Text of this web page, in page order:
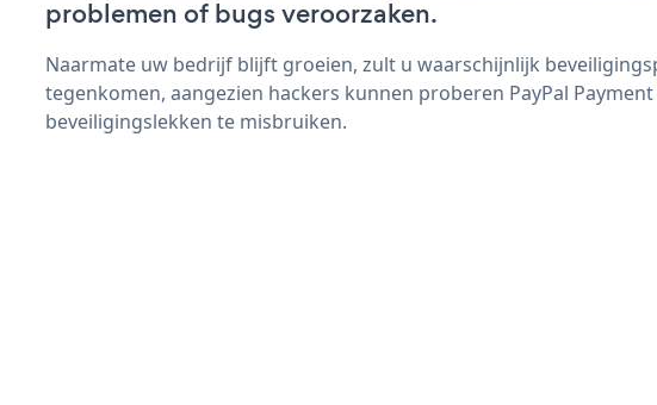
problemen of bugs veroorzaken.
Naarmate uw bedrijf blijft groeien, zult u waarschijnlijk
tegenkomen, aangezien hackers kunnen proberen PayPal
beveiligingslekken te misbruiken.